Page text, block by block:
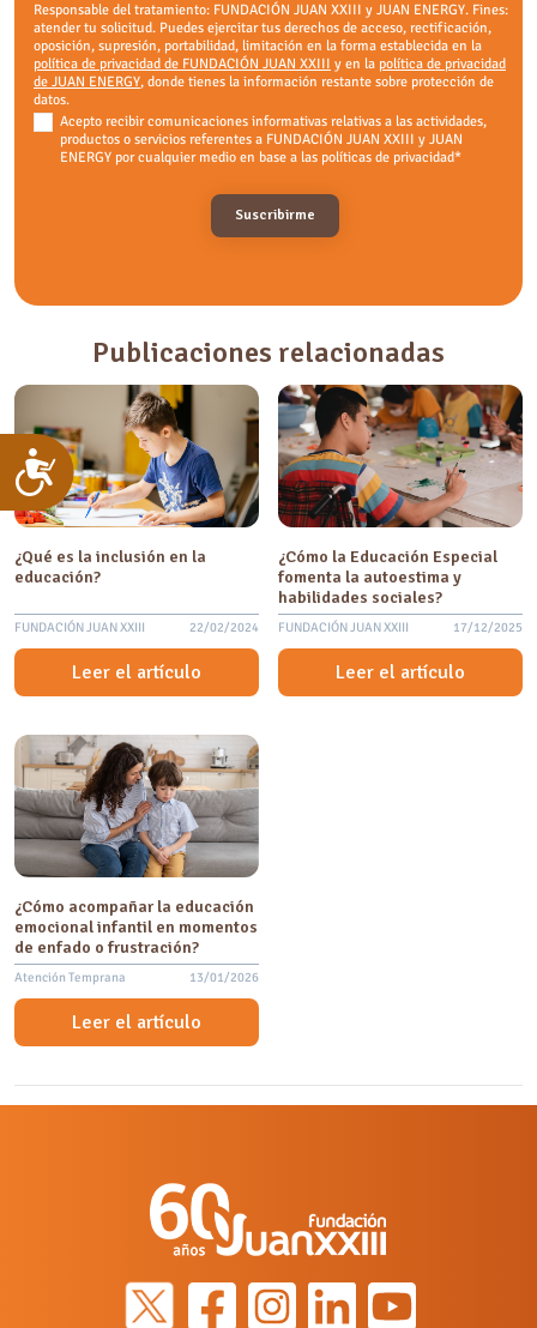
Accesibilidad
Responsable del tratamiento: FUNDACIÓN JUAN XXIII y JUAN ENERGY. Fines:
atender tu solicitud. Puedes ejercitar tus derechos de acceso, rectificación,
oposición, supresión, portabilidad, limitación en la forma establecida en la
política de privacidad de FUNDACIÓN JUAN XXIII y en la política de privacidad
de JUAN ENERGY, donde tienes la información restante sobre protección de
datos.
Acepto recibir comunicaciones informativas relativas a las actividades,
productos o servicios referentes a FUNDACIÓN JUAN XXIII y JUAN
ENERGY por cualquier medio en base a las políticas de privacidad*
Publicaciones relacionadas
¿Qué es la inclusión en la
educación?
FUNDACIÓN JUAN XXIII 22/02/2024
Leer el artículo
¿Cómo la Educación Especial
fomenta la autoestima y
habilidades sociales?
FUNDACIÓN JUAN XXIII 17/12/2025
Leer el artículo
¿Cómo acompañar la educación
emocional infantil en momentos
de enfado o frustración?
Atención Temprana 13/01/2026
Leer el artículo